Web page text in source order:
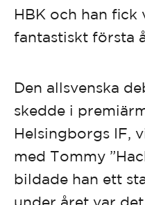
HBK och han fick
fantastiskt första
Den allsvenska
skedde i
Helsingborgs IF,
med Tommy
bildade han ett
under året var